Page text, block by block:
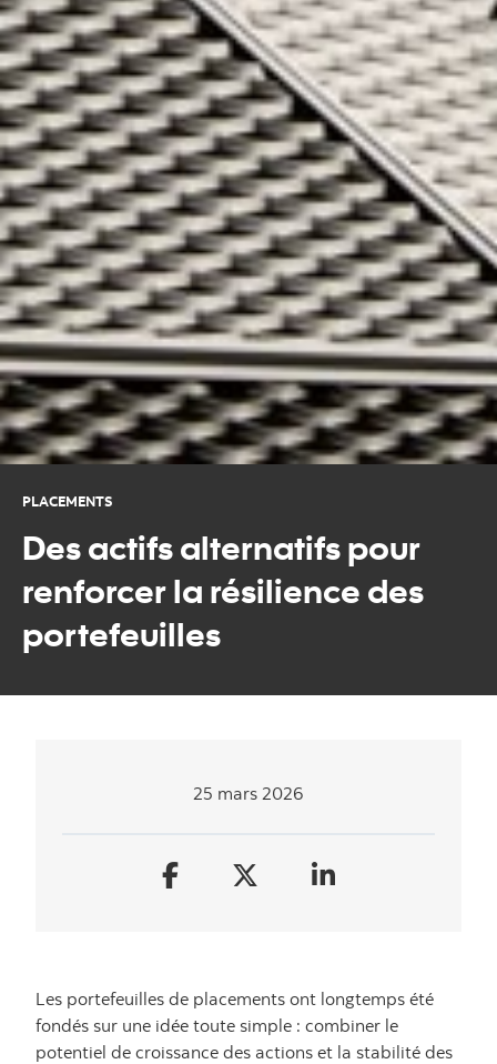
PLACEMENTS
Des actifs alternatifs pour
renforcer la résilience des
portefeuilles
25 mars 2026
Les portefeuilles de placements ont longtemps été
fondés sur une idée toute simple : combiner le
potentiel de croissance des actions et la stabilité des